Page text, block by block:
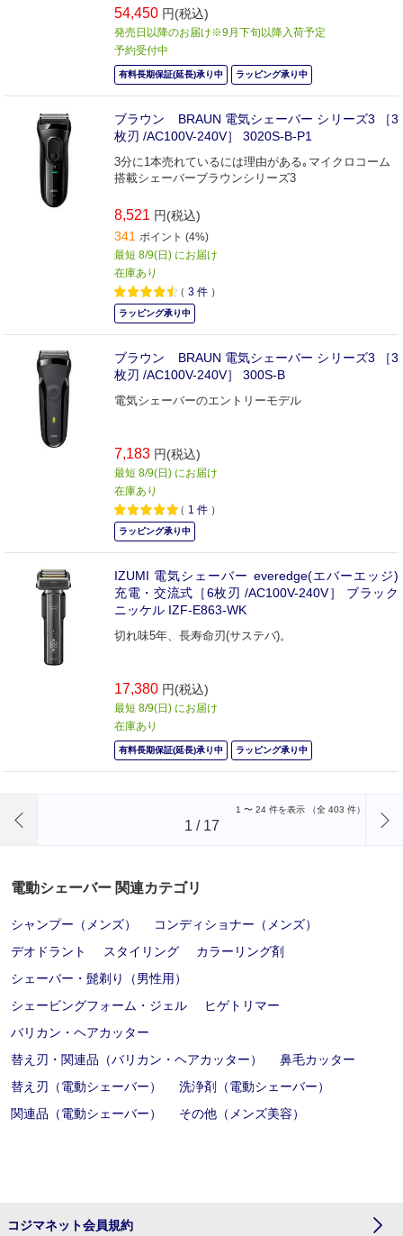
54,450 円(税込)
発売日以降のお届け※9月下旬以降入荷予定
予約受付中
有料長期保証(延長)承り中 ラッピング承り中
ブラウン BRAUN 電気シェーバー シリーズ3 ［3
枚刃 /AC100V-240V］ 3020S-B-P1
3分に1本売れているには理由がある｡マイクロコーム
搭載シェーバーブラウンシリーズ3
8,521 円(税込)
341 ポイント (4%)
最短 8/9(日) にお届け
在庫あり
（ 3 件 ）
ラッピング承り中
ブラウン BRAUN 電気シェーバー シリーズ3 ［3
枚刃 /AC100V-240V］ 300S-B
電気シェーバーのエントリーモデル
7,183 円(税込)
最短 8/9(日) にお届け
在庫あり
（ 1 件 ）
ラッピング承り中
IZUMI 電気シェーバー everedge(エバーエッジ)
充電・交流式［6枚刃 /AC100V-240V］ ブラック
ニッケル IZF-E863-WK
切れ味5年、長寿命刃(サステバ)。
17,380 円(税込)
最短 8/9(日) にお届け
在庫あり
有料長期保証(延長)承り中 ラッピング承り中
1 〜 24 件を表示 （全 403 件）
1 / 17
電動シェーバー 関連カテゴリ
シャンプー（メンズ）
コンディショナー（メンズ）
デオドラント
スタイリング
カラーリング剤
シェーバー・髭剃り（男性用）
シェービングフォーム・ジェル
ヒゲトリマー
バリカン・ヘアカッター
替え刃・関連品（バリカン・ヘアカッター）
鼻毛カッター
替え刃（電動シェーバー）
洗浄剤（電動シェーバー）
関連品（電動シェーバー）
その他（メンズ美容）
コジマネット会員規約